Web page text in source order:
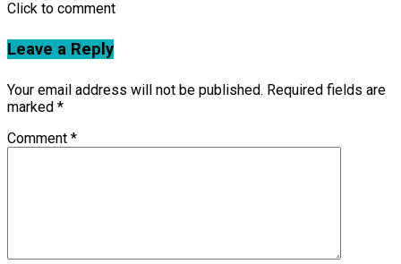
Click to comment
Leave a Reply
Your email address will not be published. Required fields are
marked *
Comment *